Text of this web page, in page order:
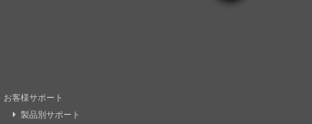
お客様サポート
製品別サポート